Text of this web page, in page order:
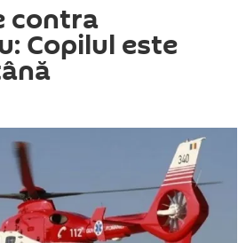
contra
Copilul este